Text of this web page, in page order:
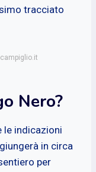
tracciato
Nero?
le indicazioni
in circa
per